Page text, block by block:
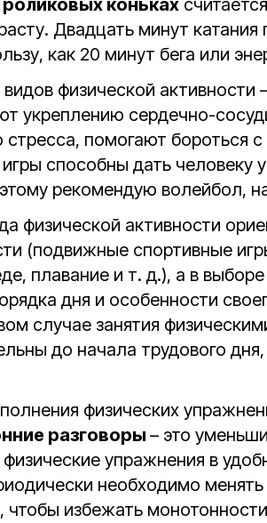
коньках
Двадцать минут катания
как 20 минут бега или
физической активности
укреплению сердечно-
помогают бороться
способны дать человеку
рекомендую волейбол,
физической активности
(подвижные спортивные
плавание и т. д.), а в
дня и особенности
случае занятия
до начала трудового
физических
разговоры – это
упражнения в
необходимо менять
чтобы избежать